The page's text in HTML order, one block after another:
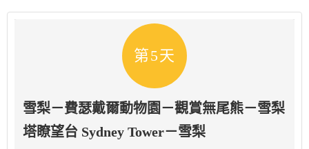
第5天
雪梨－費瑟戴爾動物園－觀賞無尾熊－雪梨
塔瞭望台 Sydney Tower－雪梨